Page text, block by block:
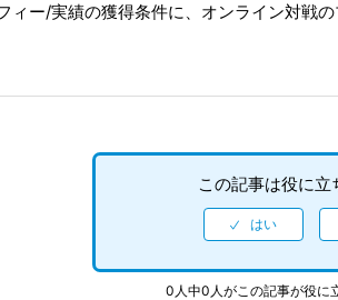
ィー/実績の獲得条件に、オンライン対戦
この記事は役に立
0人中0人がこの記事が役に